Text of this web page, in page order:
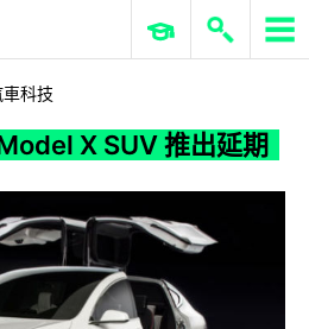
Model X SUV 推出延期
ERP 與商業 AI
科技
X SUV 推出延期